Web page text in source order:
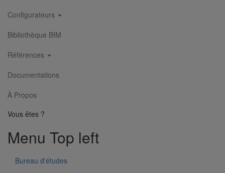
Configurateurs
Bibliothèque BIM
Références
Documentations
À Propos
Vous êtes ?
Menu Top left
Bureau d'études